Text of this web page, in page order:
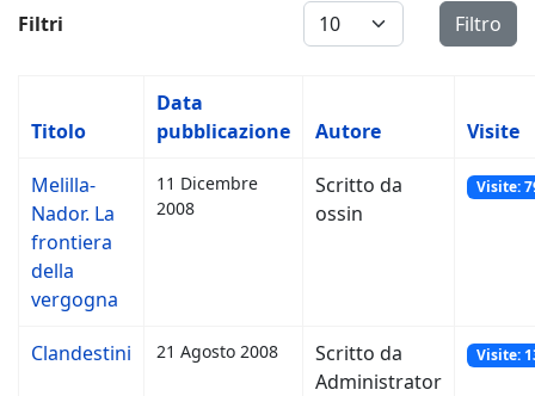
Filtri Visualizza # Filtro
Titolo
Data
pubblicazione
Autore Visite
Melilla-
Nador. La
frontiera
della
vergogna
11 Dicembre
2008
Scritto da
ossin
Visite:
Clandestini 21 Agosto 2008
Scritto da
Administrator
Visite: